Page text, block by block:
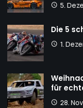
5.
Die 5
1.
für
28.